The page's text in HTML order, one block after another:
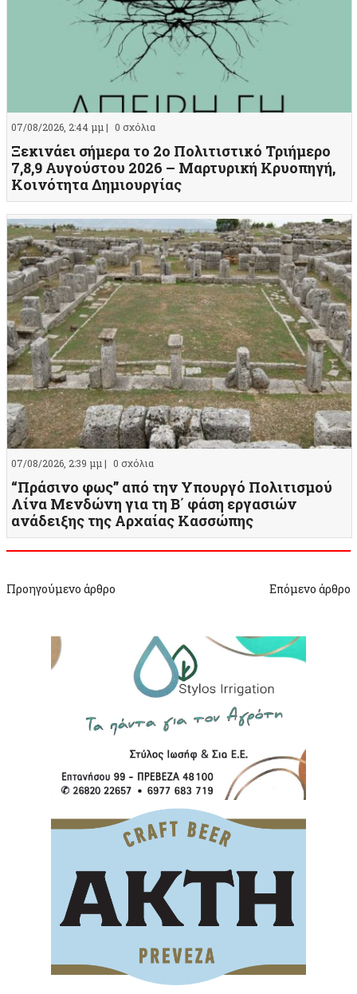
07/08/2026, 2:44 μμ | 0 σχόλια
Ξεκινάει σήμερα το 2ο Πολιτιστικό Τριήμερο
7,8,9 Αυγούστου 2026 – Μαρτυρική Κρυοπηγή,
Κοινότητα Δημιουργίας
07/08/2026, 2:39 μμ | 0 σχόλια
“Πράσινο φως” από την Υπουργό Πολιτισμού
Λίνα Μενδώνη για τη Β΄ φάση εργασιών
ανάδειξης της Αρχαίας Κασσώπης
Προηγούμενο άρθρο Επόμενο άρθρο